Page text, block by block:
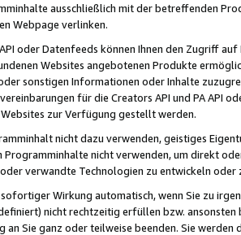
ausschließlich mit der betreffenden
Webpage verlinken.
oder Datenfeeds können Ihnen den Zugriff
Websites angebotenen Produkte
sonstigen Informationen oder Inhalte
für die Creators API und PA API
zur Verfügung gestellt werden.
nicht dazu verwenden, geistiges
Programminhalte nicht verwenden, um direkt
verwandte Technologien zu entwickeln
Wirkung automatisch, wenn Sie zu
nicht rechtzeitig erfüllen bzw. ansonsten
Sie ganz oder teilweise beenden. Sie werden